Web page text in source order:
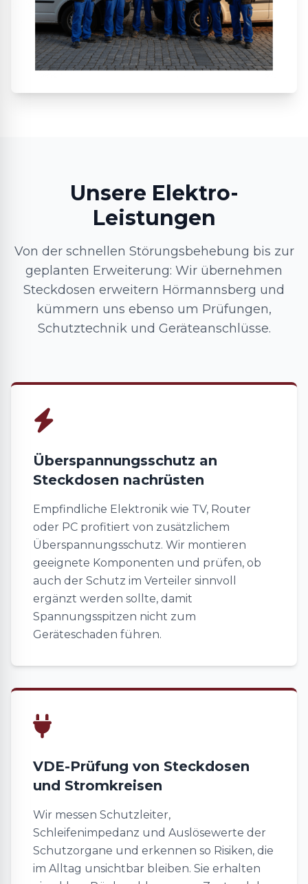
Unsere Elektro-
Leistungen
Von der schnellen Störungsbehebung bis zur
geplanten Erweiterung: Wir übernehmen
Steckdosen erweitern Hörmannsberg und
kümmern uns ebenso um Prüfungen,
Schutztechnik und Geräteanschlüsse.
Überspannungsschutz an
Steckdosen nachrüsten
Empfindliche Elektronik wie TV, Router
oder PC profitiert von zusätzlichem
Überspannungsschutz. Wir montieren
geeignete Komponenten und prüfen, ob
auch der Schutz im Verteiler sinnvoll
ergänzt werden sollte, damit
Spannungsspitzen nicht zum
Geräteschaden führen.
VDE-Prüfung von Steckdosen
und Stromkreisen
Wir messen Schutzleiter,
Schleifenimpedanz und Auslösewerte der
Schutzorgane und erkennen so Risiken, die
im Alltag unsichtbar bleiben. Sie erhalten